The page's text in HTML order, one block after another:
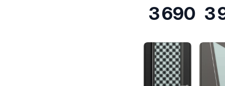
K.Line Auteuil
3 690 €
3